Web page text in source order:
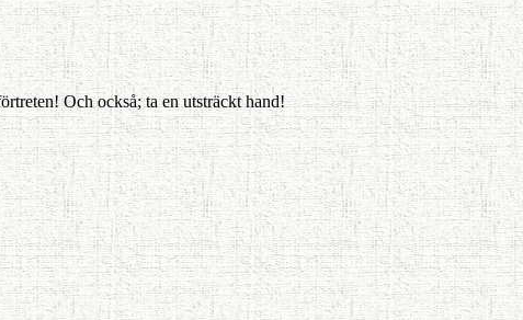
Och också; ta en utsträckt hand!